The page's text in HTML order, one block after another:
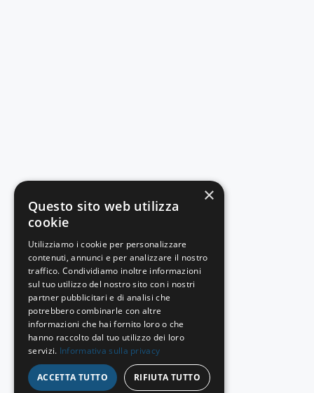
×
Questo sito web utilizza
cookie
Utilizziamo i cookie per personalizzare
contenuti, annunci e per analizzare il nostro
traffico. Condividiamo inoltre informazioni
sul tuo utilizzo del nostro sito con i nostri
partner pubblicitari e di analisi che
potrebbero combinarle con altre
informazioni che hai fornito loro o che
hanno raccolto dal tuo utilizzo dei loro
servizi. Informativa sulla privacy
ACCETTA TUTTO RIFIUTA TUTTO